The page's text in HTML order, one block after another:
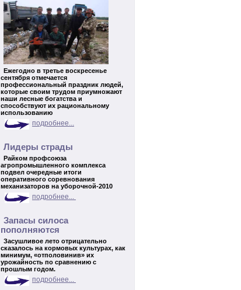
Ежегодно в третье воскресенье
сентября отмечается
профессиональный праздник людей,
которые своим трудом приумножают
наши лесные богатства и
способствуют их рациональному
использованию
подробнее...
Лидеры страды
Райком профсоюза
агропромышленного комплекса
подвел очередные итоги
оперативного соревнования
механизаторов на уборочной-2010
подробнее...
Запасы силоса
пополняются
Засушливое лето отрицательно
сказалось на кормовых культурах, как
минимум, «отполовинив» их
урожайность по сравнению с
прошлым годом.
подробнее...